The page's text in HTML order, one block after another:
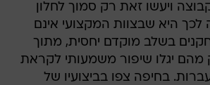
ויעשו זאת רק סמוך לחלון
היא שבצוות המקצועי אינם
בשלב מוקדם יחסית, מתוך
מהם יגלו שיפור משמעותי לקראת
בחיפה צפו בביצועיו של